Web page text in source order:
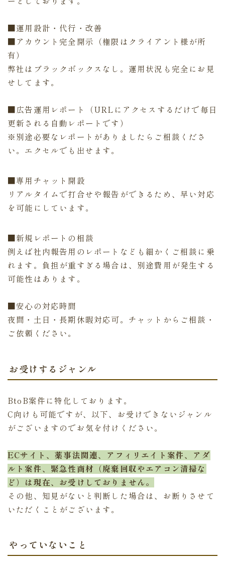
■運用設計・代行・改善
■アカウント完全開示（権限はクライアント様が所
有）
弊社はブラックボックスなし。運用状況も完全にお見
せしてます。
■広告運用レポート（URLにアクセスするだけで毎日
更新される自動レポートです）
※別途必要なレポートがありましたらご相談くださ
い。エクセルでも出せます。
■専用チャット開設
リアルタイムで打合せや報告ができるため、早い対応
を可能にしています。
■新規レポートの相談
例えば社内報告用のレポートなども細かくご相談に乗
れます。負担が重すぎる場合は、別途費用が発生する
可能性はあります。
■安心の対応時間
夜間・土日・長期休暇対応可。チャットからご相談・
ご依頼ください。
お受けするジャンル
BtoB案件に特化しております。
C向けも可能ですが、以下、お受けできないジャンル
がございますのでお気を付けください。
ECサイト、薬事法関連、アフィリエイト案件、アダ
ルト案件、緊急性商材（廃棄回収やエアコン清掃な
ど）は現在、お受けしておりません。
その他、知見がないと判断した場合は、お断りさせて
いただくことがございます。
やっていないこと